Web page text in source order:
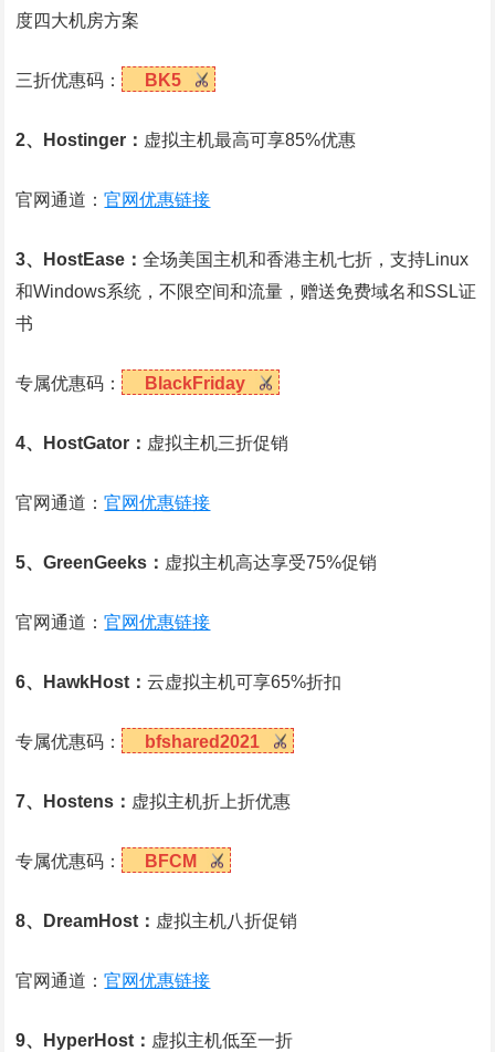
度四大机房方案
三折优惠码： BK5
2、Hostinger： 虚拟主机最高可享85%优惠
官网通道：官网优惠链接
3、HostEase：全场美国主机和香港主机七折，支持Linux
和Windows系统，不限空间和流量，赠送免费域名和SSL证
书
专属优惠码： BlackFriday
4、HostGator： 虚拟主机三折促销
官网通道：官网优惠链接
5、GreenGeeks： 虚拟主机高达享受75%促销
官网通道：官网优惠链接
6、HawkHost：云虚拟主机可享65%折扣
专属优惠码： bfshared2021
7、Hostens： 虚拟主机折上折优惠
专属优惠码： BFCM
8、DreamHost： 虚拟主机八折促销
官网通道：官网优惠链接
9、HyperHost： 虚拟主机低至一折